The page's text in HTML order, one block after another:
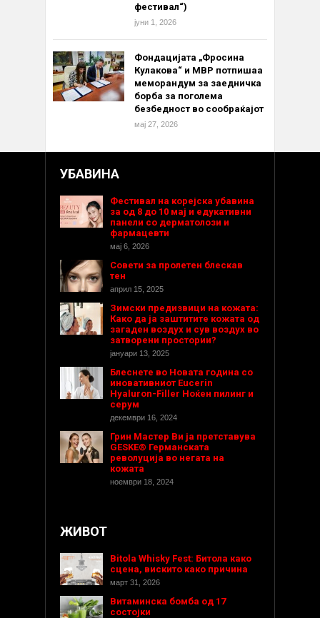
фестивал“)
јуни 1, 2026
Фондацијата „Фросина
Кулакова“ и МВР потпишаа
меморандум за заедничка
борба за поголема
безбедност во сообраќајот
мај 27, 2026
УБАВИНА
Фестивал на корејска убавина
за од 8 до 10 мај и едукативни
панели со дерматолози и
фармацевти
мај 6, 2026
Совети за пролетен блескав
тен
април 15, 2025
Зимски предизвици на кожата:
Како да ја заштитите кожата од
загаден воздух и сув воздух во
затворени простории?
јануари 13, 2025
Блеснете во Новата година со
иновативниот Eucerin
Hyaluron-Filler Ноќен пилинг и
серум
декември 16, 2024
Грин Мастер Ви ја претставува
GESKE® Германската
револуција во негата на
кожата
ноември 18, 2024
ЖИВОТ
Bitola Whisky Fest: Битола како
сцена, вискито како причина
март 31, 2026
Витаминска бомба од 17
состојки